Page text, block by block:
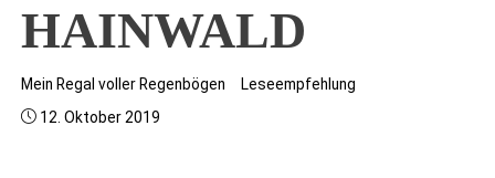
HAINWALD
Mein Regal voller Regenbögen
Leseempfehlung
12. Oktober 2019